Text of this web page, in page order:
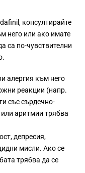
консултирайте
него или ако имате
са по-чувствителни
алергия към него
реакции (напр.
със сърдечно-
аритмии трябва
депресия,
мисли. Ако се
трябва да се